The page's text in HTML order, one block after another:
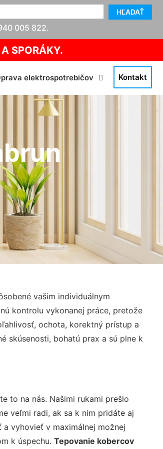
HĽADAŤ
005 822.
SPORÁKY.
elektrospotrebičov Kontakt
vašim individuálnym
kontrolu vykonanej práce, pretože
ochota, korektný prístup a
skúsenosti, bohatú prax a sú plne k
to na nás. Našimi rukami prešlo
veľmi radi, ak sa k nim pridáte aj
vyhovieť v maximálnej možnej
k úspechu. Tepovanie kobercov